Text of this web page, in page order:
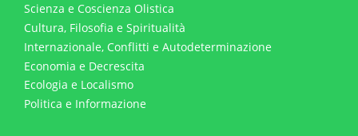
Scienza e Coscienza Olistica
Cultura, Filosofia e Spiritualità
Internazionale, Conflitti e Autodeterminazione
Economia e Decrescita
Ecologia e Localismo
Politica e Informazione